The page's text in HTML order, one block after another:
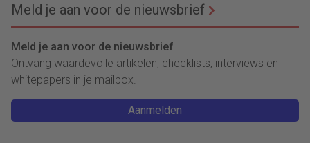
Meld je aan voor de nieuwsbrief
Meld je aan voor de nieuwsbrief
Ontvang waardevolle artikelen, checklists, interviews en
whitepapers in je mailbox.
Aanmelden